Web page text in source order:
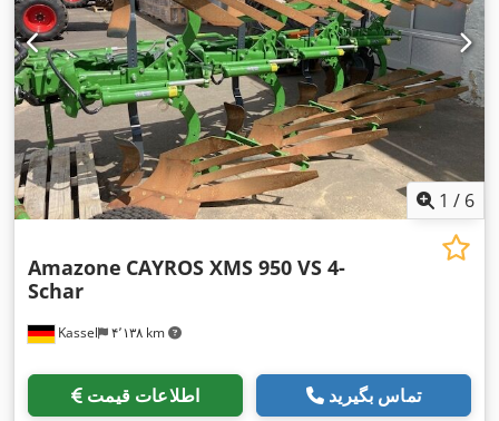
1 / 6
Kassel ۴٬۱۳۸ km
Amazone CAYROS XMS 950 VS 4-
Schar
اطلاعات قیمت تماس بگیرید